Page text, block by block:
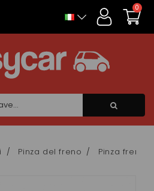
0
Pinza del freno Pinza freno